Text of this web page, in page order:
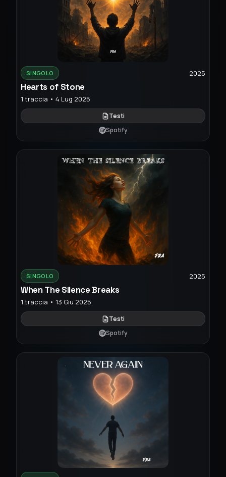
SINGOLO 2025
Hearts of Stone
1 traccia • 4 Lug 2025
Testi
Spotify
SINGOLO 2025
When The Silence Breaks
1 traccia • 13 Giu 2025
Testi
Spotify